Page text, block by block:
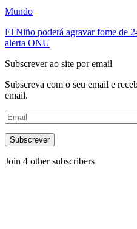
Mundo
El Niño poderá agravar fome de
alerta ONU
Subscrever ao site por email
Subscreva com o seu email e
email.
Email
Subscrever
Join 4 other subscribers